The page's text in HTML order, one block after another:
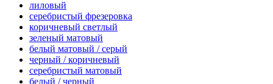
лиловый
серебристый фрезеровка
коричневый светлый
зеленый матовый
белый матовый / серый
черный / коричневый
серебристый матовый
белый / черный